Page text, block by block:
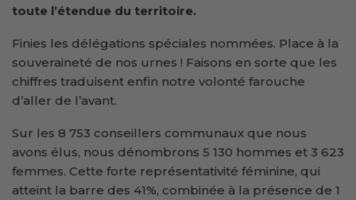
toute l’étendue du territoire.
Finies les délégations spéciales nommées. Place à la
souveraineté de nos urnes ! Faisons en sorte que les
chiffres traduisent enfin notre volonté farouche
d’aller de l’avant.
Sur les 8 753 conseillers communaux que nous
avons élus, nous dénombrons 5 130 hommes et 3 623
femmes. Cette forte représentativité féminine, qui
atteint la barre des 41%, combinée à la présence de 1